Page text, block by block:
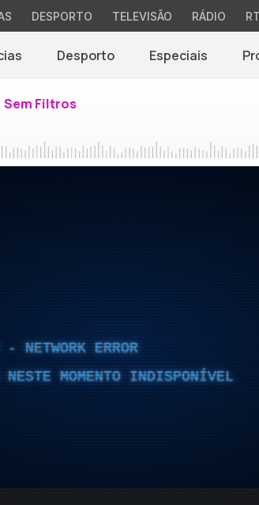
DESPORTO TELEVISÃO RÁDIO
Desporto Especiais
Sem Filtros
NETWORK ERROR
NESTE MOMENTO INDISPONÍVEL